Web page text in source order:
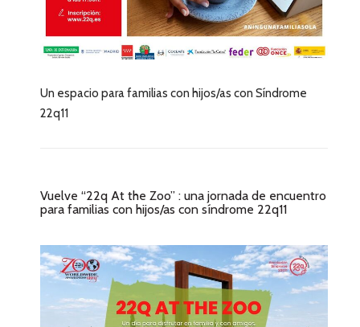
Un espacio para familias con hijos/as con Síndrome
22q11
Vuelve “22q At the Zoo” : una jornada de encuentro
para familias con hijos/as con síndrome 22q11